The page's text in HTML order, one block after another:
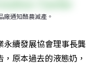
廠通知酪農減產。
永續發展協會理事長龔
原本過去的液態奶，